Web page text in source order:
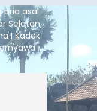
pria asal
Selatan,
I Kadek
di